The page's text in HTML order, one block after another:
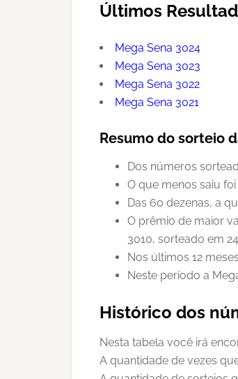
Últimos
Mega Sena 3024
Mega Sena 3023
Mega Sena 3022
Mega Sena 3021
Resumo do sorteio
Dos números
O que menos saiu
Das 60 dezenas, a
O prêmio de maior
3010, sorteado em
Nos últimos 12
Neste período a
Histórico dos
Nesta tabela você irá
A quantidade de vezes